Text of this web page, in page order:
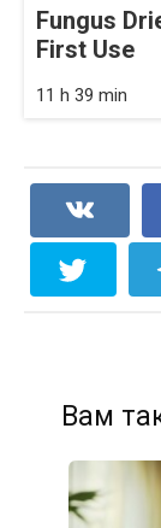
Fungus
First Use
11 h 39 min
Вам